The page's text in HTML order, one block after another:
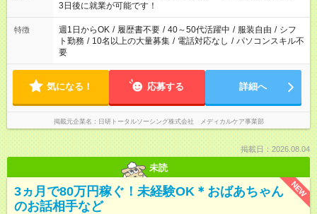
3日後に就業が可能です！
特徴 週1日からOK / 履歴書不要 / 40～50代活躍中 / 服装自由 / シフ
ト勤務 / 10名以上の大量募集 / 電話対応なし / パソコンスキル不
要
気になる！ 応募する 詳細へ
掲載元企業名 日研トータルソーシング株式会社 メディカルケア事業部
掲載日：2026.08.04
未読
NEW
3ヵ月で80万円稼ぐ！未経験OK＊おばあちゃん
のお話相手など